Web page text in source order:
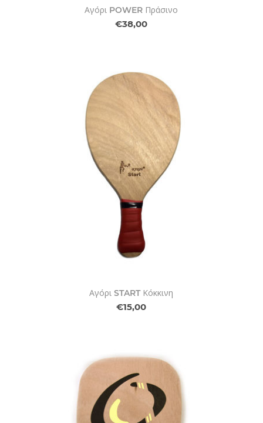
Αγόρι POWER Πράσινο
€38,00
Αγόρι START Κόκκινη
€15,00